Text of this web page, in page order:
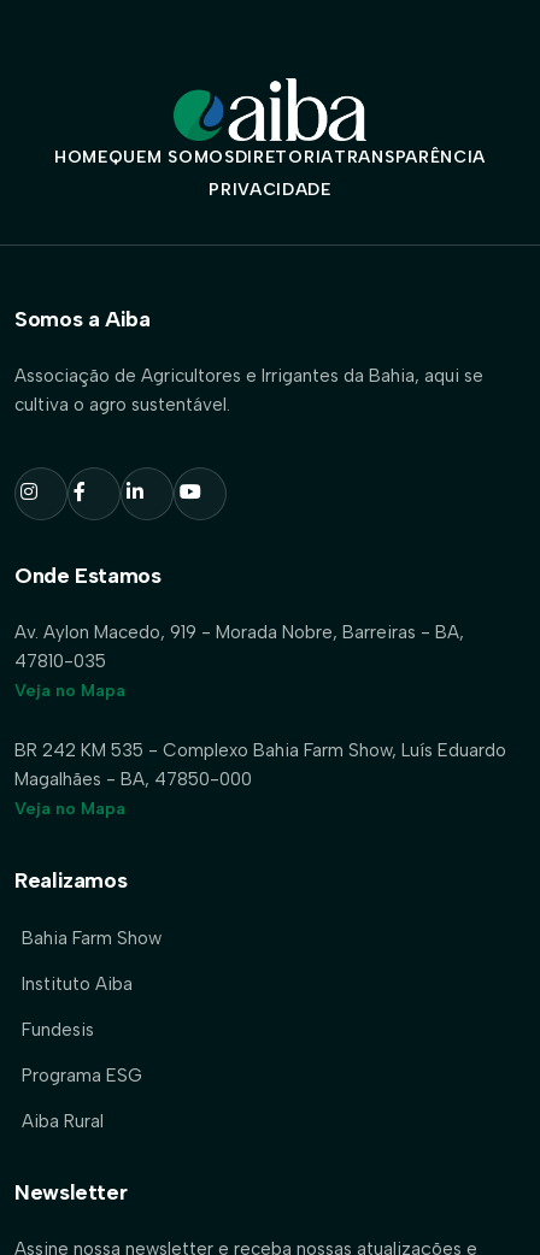
HOMEQUEM SOMOSDIRETORIATRANSPARÊNCIA
PRIVACIDADE
Somos a Aiba
Associação de Agricultores e Irrigantes da Bahia, aqui se
cultiva o agro sustentável.
Onde Estamos
Av. Aylon Macedo, 919 - Morada Nobre, Barreiras - BA,
47810-035
Veja no Mapa
BR 242 KM 535 - Complexo Bahia Farm Show, Luís Eduardo
Magalhães - BA, 47850-000
Veja no Mapa
Realizamos
Bahia Farm Show
Instituto Aiba
Fundesis
Programa ESG
Aiba Rural
Newsletter
Assine nossa newsletter e receba nossas atualizações e